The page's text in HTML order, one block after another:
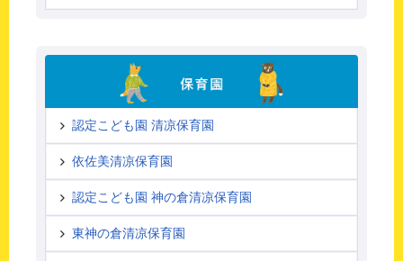
認定こども園 清凉保育園
依佐美清凉保育園
認定こども園 神の倉清凉保育園
東神の倉清凉保育園